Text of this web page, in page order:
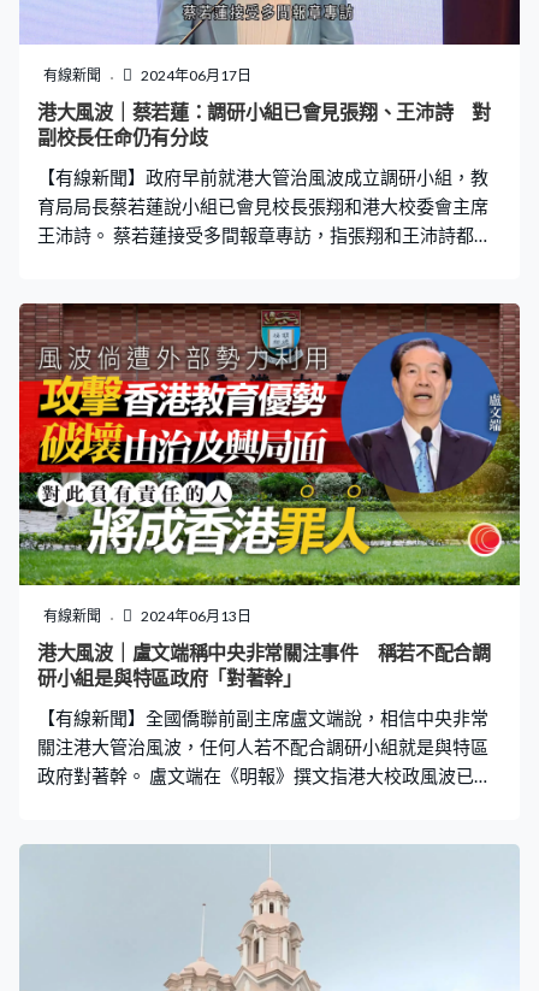
回對港大的撥款資助，李家超說撥款中有問責協議，目的
要提升大學管治問責，確保公帑用得其所，在香港和港大
利益大前提下，各方應該盡快尋求共識。李家超：「我們
見不同人士期間，我們會問清楚事實真相。校委會主席及
校長都已經表示歡迎工作小組成立以及會配合，所以我希
李家超期望小組盡快完成接見所有相關人士。
有線新聞 2024年06月17日
港大風波｜蔡若蓮：調研小組已會見張翔、王沛詩 對
副校長任命仍有分歧
【有線新聞】政府早前就港大管治風波成立調研小組，教
育局局長蔡若蓮說小組已會見校長張翔和港大校委會主席
王沛詩。 蔡若蓮接受多間報章專訪，指張翔和王沛詩都承
「臨時短期安排」，提醒院校若做不到良好管治，政府有
權按《大學問責協議》，收回已撥出的資助額。蔡若蓮又
表明，八間資助大學於2025/26學年有機會加學費，以逐
步達致成本收回率18%的目標，調整時會循序漸進考慮經
濟狀況、家庭負擔能力等因素。
有線新聞 2024年06月13日
港大風波｜盧文端稱中央非常關注事件 稱若不配合調
研小組是與特區政府「對著幹」
【有線新聞】全國僑聯前副主席盧文端說，相信中央非常
關注港大管治風波，任何人若不配合調研小組就是與特區
政府對著幹。 盧文端在《明報》撰文指港大校政風波已傷
阻礙，否則就是衝撞特區政府管治權威。 他又說若港大風
波被外部勢力利用，攻擊香港在教育方面的優勢，破壞香
港由治及興的穩定局面，對港大風波負有責任的人就會變
成香港的「罪人」，期望各持份者以大局為重，切不可再